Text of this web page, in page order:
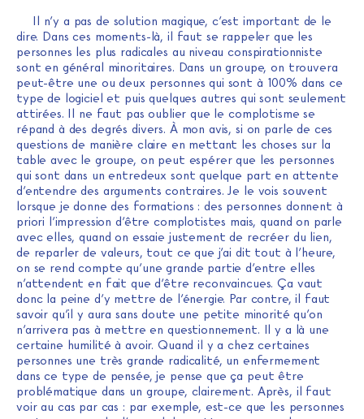
Il n’y a pas de solution magique, c’est important de le
dire. Dans ces moments-là, il faut se rappeler que les
personnes les plus radicales au niveau conspirationniste
sont en général minoritaires. Dans un groupe, on trouvera
peut-être une ou deux personnes qui sont à 100% dans ce
type de logiciel et puis quelques autres qui sont seulement
attirées. Il ne faut pas oublier que le complotisme se
répand à des degrés divers. À mon avis, si on parle de ces
questions de manière claire en mettant les choses sur la
table avec le groupe, on peut espérer que les personnes
qui sont dans un entredeux sont quelque part en attente
d’entendre des arguments contraires. Je le vois souvent
lorsque je donne des formations : des personnes donnent à
priori l’impression d’être complotistes mais, quand on parle
avec elles, quand on essaie justement de recréer du lien,
de reparler de valeurs, tout ce que j’ai dit tout à l’heure,
on se rend compte qu’une grande partie d’entre elles
n’attendent en fait que d’être reconvaincues. Ça vaut
donc la peine d’y mettre de l’énergie. Par contre, il faut
savoir qu’il y aura sans doute une petite minorité qu’on
n’arrivera pas à mettre en questionnement. Il y a là une
certaine humilité à avoir. Quand il y a chez certaines
personnes une très grande radicalité, un enfermement
dans ce type de pensée, je pense que ça peut être
problématique dans un groupe, clairement. Après, il faut
voir au cas par cas : par exemple, est-ce que les personnes